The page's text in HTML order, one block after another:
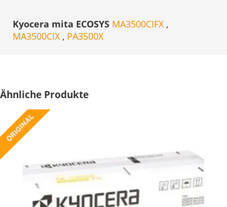
Kyocera mita ECOSYS MA3500CIFX ,
MA3500CIX , PA3500X
Ähnliche Produkte